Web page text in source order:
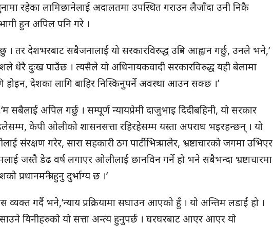
रहेका लामिछानेलाई अदालतमा उपस्थित गराउन लैजाँदा उनी निकै
हुन अपिल पनि गरे ।
। तर देशभरबाट सबैजनालाई यो सरकारविरुद्ध उत्रिन आह्वान गर्छु, उनले भने,‘
धेरै दुःख पाउँछ । त्यसैले यो अधिनायकवादी सरकारविरुद्ध यही बेलामा
होइन, देशका लागि बाहिर निस्किनुपर्ने अवस्था आउन सक्छ ।’
सबैलाई अपिल गर्छु । सम्पूर्ण न्यायप्रेमी दाजुभाइ दिदीबहिनी, यो सरकार
केपी ओलीको शासनसत्ता रहिरहेसम्म यस्ता अपराध भइरहन्छन् । यो
संरक्षण गरेर, सारा सहकारी ठग पार्टीभित्र पालेर, भ्रष्टाचारको जगमा उभिएर
जस्तै डेढ वर्ष लगाएर ओलीलाई छानविन गर्ने हो भने सबैभन्दा भ्रष्टाचारमा
हुनु दुर्भाग्य छ ।’
गर्दै भने,‘न्याय प्रक्रियामा सघाउन आएको हुँ । यो अन्तिम लडाईं हो ।
यिनीहरुको यो सत्ता अन्त्य हुनुपर्छ । घरघरबाट आएर आएर यो